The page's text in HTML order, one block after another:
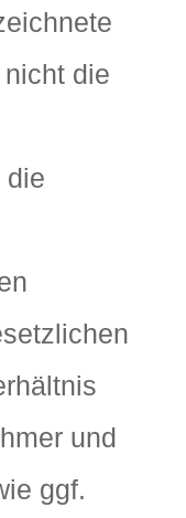
die
die
und
ggf.